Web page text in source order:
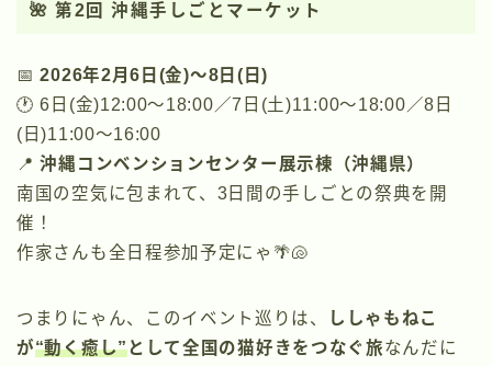
🌺第2回 沖縄手しごとマーケット
📅2026年2月6日(金)〜8日(日)
🕐 6日(金)12:00〜18:00／7日(土)11:00〜18:00／8日
(日)11:00〜16:00
📍沖縄コンベンションセンター展示棟（沖縄県）
南国の空気に包まれて、3日間の手しごとの祭典を開
催！
作家さんも全日程参加予定にゃ🌴🐚
つまりにゃん、このイベント巡りは、
ししゃもねこ
が“動く癒し”として全国の猫好きをつなぐ旅なんだに